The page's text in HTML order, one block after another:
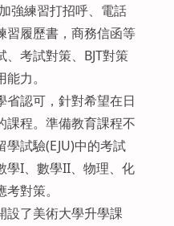
強練習打招呼、電話
習履歷書，商務信函等
考試對策、BJT對策
力。
省認可，針對希望在日
課程。準備教育課程不
試驗(EJU)中的考試
學I、數學II、物理、化
對策。
設了美術大學升學課